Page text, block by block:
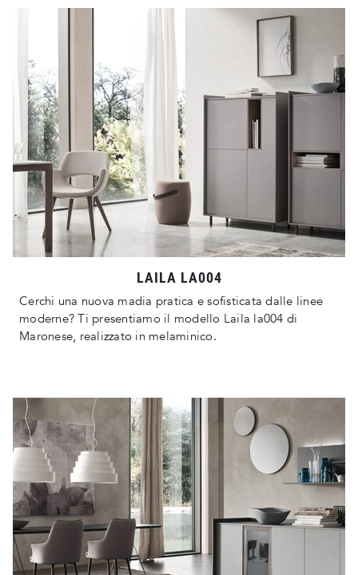
LAILA LA004
Cerchi una nuova madia pratica e sofisticata dalle linee
moderne? Ti presentiamo il modello Laila la004 di
Maronese, realizzato in melaminico.